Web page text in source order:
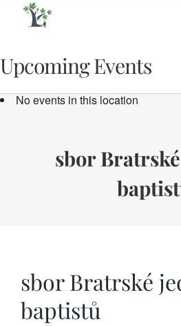
Audio
Bücher
Upcoming Events
No events in this location
sbor
sbor Bratrské
baptistů